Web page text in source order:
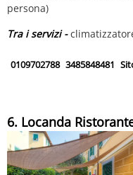
persona)
Tra i servizi -
0109702788 3485848481
6. Locanda